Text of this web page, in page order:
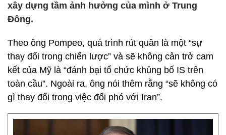
xây dựng tầm ảnh hưởng của mình ở Trung
Đông.
Theo ông Pompeo, quá trình rút quân là một “sự
thay đổi trong chiến lược” và sẽ không cản trở cam
kết của Mỹ là “đánh bại tổ chức khủng bố IS trên
toàn cầu”. Ngoài ra, ông nói thêm rằng “sẽ không có
gì thay đổi trong việc đối phó với Iran”.